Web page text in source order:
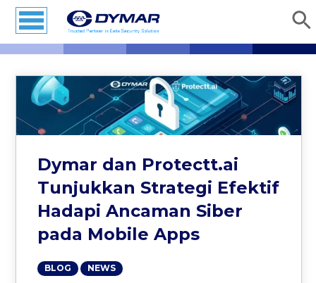
Dymar dan Protectt.ai
Tunjukkan Strategi Efektif
Hadapi Ancaman Siber
pada Mobile Apps
BLOG NEWS